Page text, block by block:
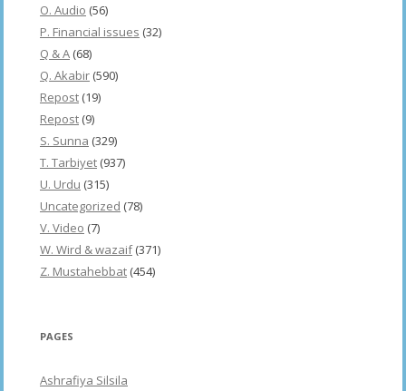
O. Audio (56)
P. Financial issues (32)
Q & A (68)
Q. Akabir (590)
Repost (19)
Repost (9)
S. Sunna (329)
T. Tarbiyet (937)
U. Urdu (315)
Uncategorized (78)
V. Video (7)
W. Wird & wazaif(371)
Z. Mustahebbat (454)
PAGES
Ashrafiya Silsila